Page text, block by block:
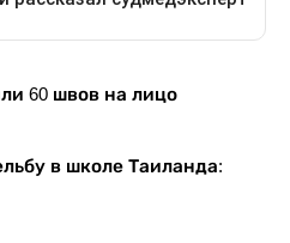
60 швов на лицо
в школе Таиланда: